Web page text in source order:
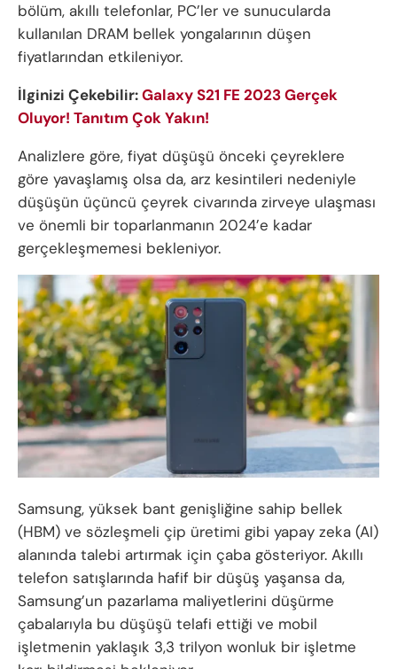
bölüm, akıllı telefonlar, PC’ler ve sunucularda
kullanılan DRAM bellek yongalarının düşen
fiyatlarından etkileniyor.
İlginizi Çekebilir:Galaxy S21 FE 2023 Gerçek
Oluyor! Tanıtım Çok Yakın!
Analizlere göre, fiyat düşüşü önceki çeyreklere
göre yavaşlamış olsa da, arz kesintileri nedeniyle
düşüşün üçüncü çeyrek civarında zirveye ulaşması
ve önemli bir toparlanmanın 2024’e kadar
gerçekleşmemesi bekleniyor.
Samsung, yüksek bant genişliğine sahip bellek
(HBM) ve sözleşmeli çip üretimi gibi yapay zeka (AI)
alanında talebi artırmak için çaba gösteriyor. Akıllı
telefon satışlarında hafif bir düşüş yaşansa da,
Samsung’un pazarlama maliyetlerini düşürme
çabalarıyla bu düşüşü telafi ettiği ve mobil
işletmenin yaklaşık 3,3 trilyon wonluk bir işletme